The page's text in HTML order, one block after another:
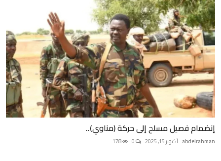
إنضمام فصيل مسلح إلى حركة (مناوي)..
abdelrahman أكتوبر 15, 2025